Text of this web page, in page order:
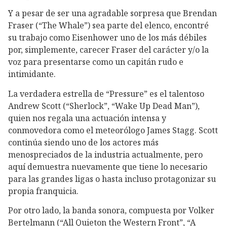
Y a pesar de ser una agradable sorpresa que Brendan
Fraser (“The Whale”) sea parte del elenco, encontré
su trabajo como Eisenhower uno de los más débiles
por, simplemente, carecer Fraser del carácter y/o la
voz para presentarse como un capitán rudo e
intimidante.
La verdadera estrella de “Pressure” es el talentoso
Andrew Scott (“Sherlock”, “Wake Up Dead Man”),
quien nos regala una actuación intensa y
conmovedora como el meteorólogo James Stagg. Scott
continúa siendo uno de los actores más
menospreciados de la industria actualmente, pero
aquí demuestra nuevamente que tiene lo necesario
para las grandes ligas o hasta incluso protagonizar su
propia franquicia.
Por otro lado, la banda sonora, compuesta por Volker
Bertelmann (“All Quieton the Western Front”, “A